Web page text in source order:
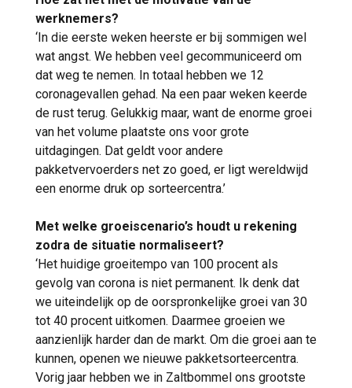
werknemers?
‘In die eerste weken heerste er bij sommigen wel
wat angst. We hebben veel gecommuniceerd om
dat weg te nemen. In totaal hebben we 12
coronagevallen gehad. Na een paar weken keerde
de rust terug. Gelukkig maar, want de enorme groei
van het volume plaatste ons voor grote
uitdagingen. Dat geldt voor andere
pakketvervoerders net zo goed, er ligt wereldwijd
een enorme druk op sorteercentra.’
Met welke groeiscenario’s houdt u rekening
zodra de situatie normaliseert?
‘Het huidige groeitempo van 100 procent als
gevolg van corona is niet permanent. Ik denk dat
we uiteindelijk op de oorspronkelijke groei van 30
tot 40 procent uitkomen. Daarmee groeien we
aanzienlijk harder dan de markt. Om die groei aan te
kunnen, openen we nieuwe pakketsorteercentra.
Vorig jaar hebben we in Zaltbommel ons grootste